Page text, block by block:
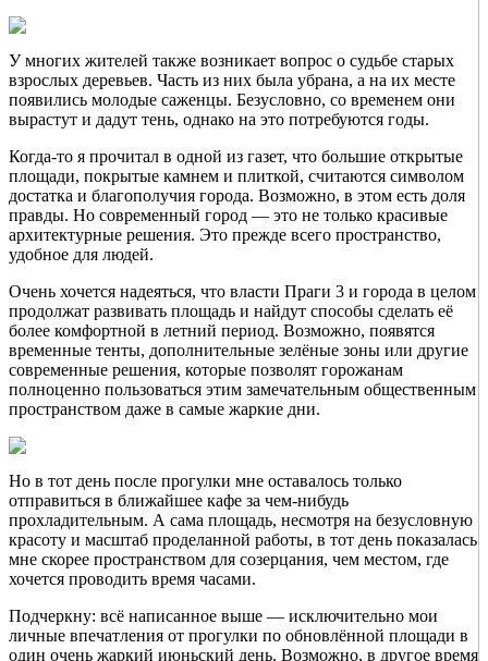
У многих жителей также возникает вопрос о судьбе старых
взрослых деревьев. Часть из них была убрана, а на их месте
появились молодые саженцы. Безусловно, со временем они
вырастут и дадут тень, однако на это потребуются годы.
Когда-то я прочитал в одной из газет, что большие открытые
площади, покрытые камнем и плиткой, считаются символом
достатка и благополучия города. Возможно, в этом есть доля
правды. Но современный город — это не только красивые
архитектурные решения. Это прежде всего пространство,
удобное для людей.
Очень хочется надеяться, что власти Праги 3 и города в целом
продолжат развивать площадь и найдут способы сделать её
более комфортной в летний период. Возможно, появятся
временные тенты, дополнительные зелёные зоны или другие
современные решения, которые позволят горожанам
полноценно пользоваться этим замечательным общественным
пространством даже в самые жаркие дни.
Но в тот день после прогулки мне оставалось только
отправиться в ближайшее кафе за чем-нибудь
прохладительным. А сама площадь, несмотря на безусловную
красоту и масштаб проделанной работы, в тот день показалась
мне скорее пространством для созерцания, чем местом, где
хочется проводить время часами.
Подчеркну: всё написанное выше — исключительно мои
личные впечатления от прогулки по обновлённой площади в
один очень жаркий июньский день. Возможно, в другое время